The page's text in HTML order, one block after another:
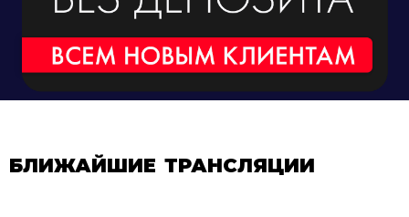
БЛИЖАЙШИЕ ТРАНСЛЯЦИИ